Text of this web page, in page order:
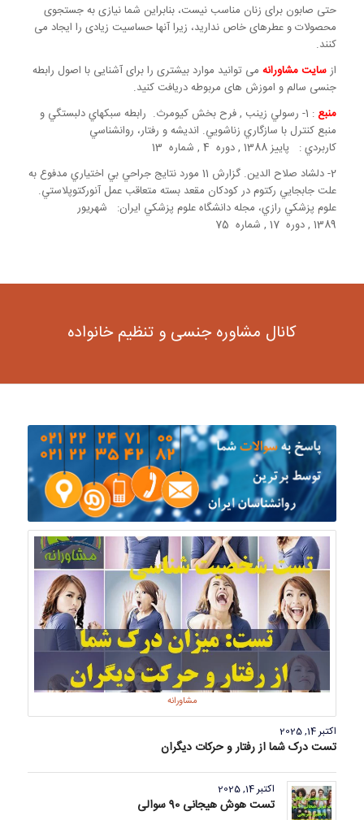
حتی صابون برای زنان مناسب نیست، بنابراین شما نیازی به جستجوی
محصولات و عطرهای خاص ندارید، زیرا آنها حساسیت زیادی را ایجاد می
کنند.
ازسایت مشاورانهمی توانید موارد بیشتری را برای آشنایی با اصول رابطه
جنسی سالم و اموزش های مربوطه دریافت کنید.
منبع
: 1- رسولي زينب , فرح بخش كيومرث. رابطه سبکهاي دلبستگي و
منبع کنترل با سازگاري زناشويي. انديشه و رفتار، روانشناسي
كاربردي : پاييز 1388 , دوره 4 , شماره 13
2- دلشاد صلاح الدين. گزارش 11 مورد نتايج جراحي بي اختياري مدفوع به
علت جابجايي ركتوم در كودكان مقعد بسته متعاقب عمل آنوركتوپلاستي.
علوم پزشكي رازي، مجله دانشگاه علوم پزشكي ايران: شهريور
1389 , دوره 17 , شماره 75
کانال مشاوره جنسی و تنظیم خانواده
مشاورانه
اکتبر 14, 2025
تست درک شما از رفتار و حرکات دیگران
اکتبر 14, 2025
تست هوش هیجانی 90 سوالی